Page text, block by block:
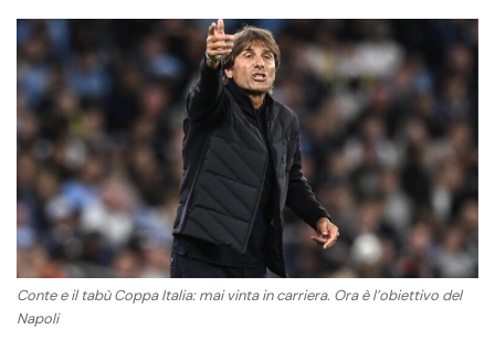
Conte e il tabù Coppa Italia: mai vinta in carriera. Ora è l’obiettivo del
Napoli